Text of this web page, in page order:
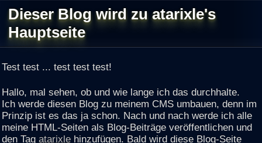
Dieser Blog wird zu atarixle's
Hauptseite
Test test ... test test test!
Hallo, mal sehen, ob und wie lange ich das durchhalte.
Ich werde diesen Blog zu meinem CMS umbauen, denn im
Prinzip ist es das ja schon. Nach und nach werde ich alle
meine HTML-Seiten als Blog-Beiträge veröffentlichen und
den Tag atarixle hinzufügen. Bald wird diese Blog-Seite